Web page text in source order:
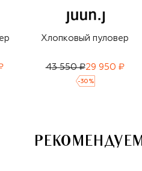
Хлопковый пуловер
43 550 ₽29 950 ₽
-30 %
РЕКОМЕНДУЕМ